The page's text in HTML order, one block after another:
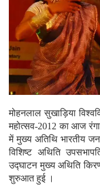
मोहनलाल सुखाड़िया
महोत्सव-2012 का आज
में मुख्य अतिथि भारतीय
विशिष्ट अथिति
उद्घाटन मुख्य अथिति
शुरुआत हुई ।